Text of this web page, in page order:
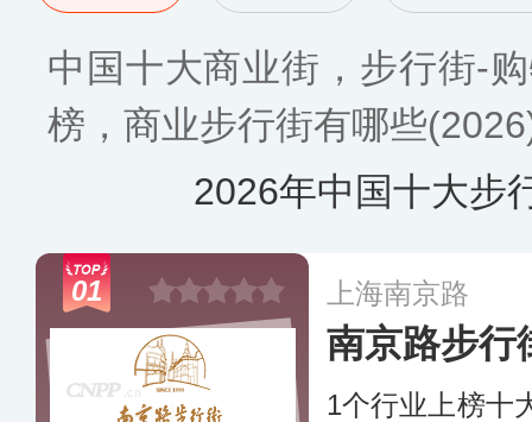
中国十大商业街，步行街-
榜，商业步行街有哪些
2026年中国十大步
01 上海南京路
南京路步行
1个行业上榜十